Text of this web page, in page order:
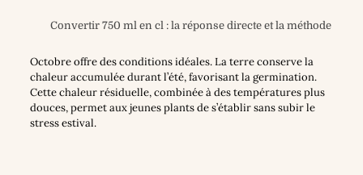
Convertir 750 ml en cl : la réponse directe et la méthode
Octobre offre des conditions idéales. La terre conserve la
chaleur accumulée durant l’été, favorisant la germination.
Cette chaleur résiduelle, combinée à des températures plus
douces, permet aux jeunes plants de s’établir sans subir le
stress estival.